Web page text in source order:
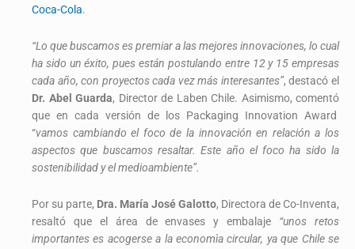
Coca-Cola.
“Lo que buscamos es premiar a las mejores innovaciones, lo cual
ha sido un éxito, pues están postulando entre 12 y 15 empresas
cada año, con proyectos cada vez más interesantes”, destacó el
Dr. Abel Guarda, Director de Laben Chile. Asimismo, comentó
que en cada versión de los Packaging Innovation Award
“vamos cambiando el foco de la innovación en relación a los
aspectos que buscamos resaltar. Este año el foco ha sido la
sostenibilidad y el medioambiente”.
Por su parte, Dra. María José Galotto, Directora de Co-Inventa,
resaltó que el área de envases y embalaje “unos retos
importantes es acogerse a la economìa circular, ya que Chile se